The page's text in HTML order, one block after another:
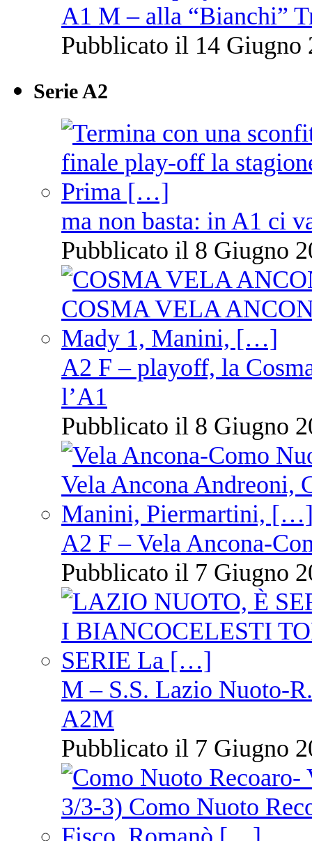
A1 M – alla “Bianchi”
Pubblicato il 14 Giugno
Serie A2
ma non basta: in A1 ci
Pubblicato il 8 Giugno
A2 F – playoff, la
l’A1
Pubblicato il 8 Giugno
A2 F – Vela Ancona-
Pubblicato il 7 Giugno
M – S.S. Lazio Nuoto-
A2M
Pubblicato il 7 Giugno